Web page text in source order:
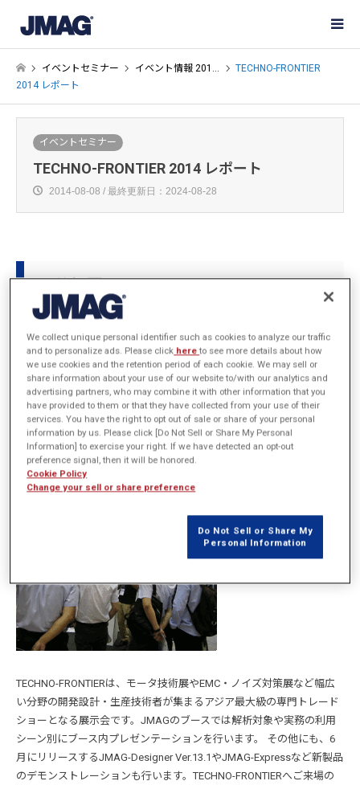
イベントセミナー イベント情報 201…
TECHNO-FRONTIER
2014 レポート
イベントセミナー
TECHNO-FRONTIER 2014 レポート
2014-08-08 / 最終更新日：2024-08-28
開催概要
主催 一般社団法人 日本能率協会
日時 2014年7月23日（水）～7月25日（金）
場所 東京ビッグサイト（日本：東京都・江東区）
URL https://www.jmag-international.com/jp/event/2014y/
TECHNO-FRONTIERは、モータ技術展やEMC・ノイズ対策展など幅広
い分野の開発設計・生産技術者が集まるアジア最大級の専門トレード
ショーとなる展示会です。JMAGのブースでは解析対象や実務の利用
シーン別にブース内プレゼンテーションを行います。 その他にも、6
月にリリースするJMAG-Designer Ver.13.1やJMAG-Expressなど新製品
のデモンストレーションも行います。TECHNO-FRONTIERへご来場の
We collect unique personal identifier such as cookies to analyze our traffic
and to personalize ads. Please click hereto see more details about how
we use cookies and the retention period of each cookie. We may sell or
share information about your use of our website to/with our analytics and
advertising partners, who may combine it with other information that you
have provided to them or that they have collected from your use of their
services. You have the right to opt out of sale or share of your personal
information by us. Please click [Do Not Sell or Share My Personal
Information] to exercise your right. If we have detected an opt-out
preference signal, then it will be honored.
Cookie Policy
Change your sell or share preference
Do Not Sell or Share My
Personal Information